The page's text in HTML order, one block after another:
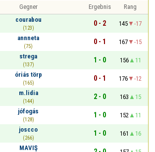
Gegner Ergebnis
Rang
courabou
(123)
0 - 2 145
-17
annneta
(75)
0 - 1 167
-15
strega
(137)
1 - 0 156
11
óriás törp
(165)
0 - 1 176
-12
m.lidia
(144)
2 - 0 163
15
jófogás
(128)
1 - 0 152
11
joscco
(266)
1 - 0 161
16
MAVIŞ